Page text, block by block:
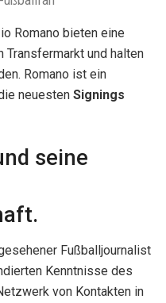
Romano bieten eine
und halten
Romano ist ein
neuesten Signings
seine
Fußballjournalist
Kenntnisse des
von Kontakten in